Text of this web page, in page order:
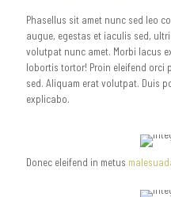
Phasellus sit amet nunc sed leo
augue, egestas et iaculis sed,
volutpat nunc amet. Morbi lacus
lobortis tortor! Proin eleifend orci
sed. Aliquam erat volutpat. Duis
explicabo.
Donec eleifend in metus